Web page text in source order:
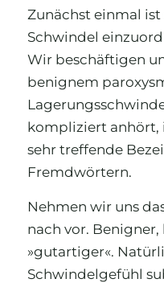
Zunächst einmal
Schwindel
Wir beschäftigen
benignem
kompliziert anhört,
sehr treffende
Fremdwörtern.
Nehmen wir uns
nach vor.
»gutartiger«.
Schwindelgefühl